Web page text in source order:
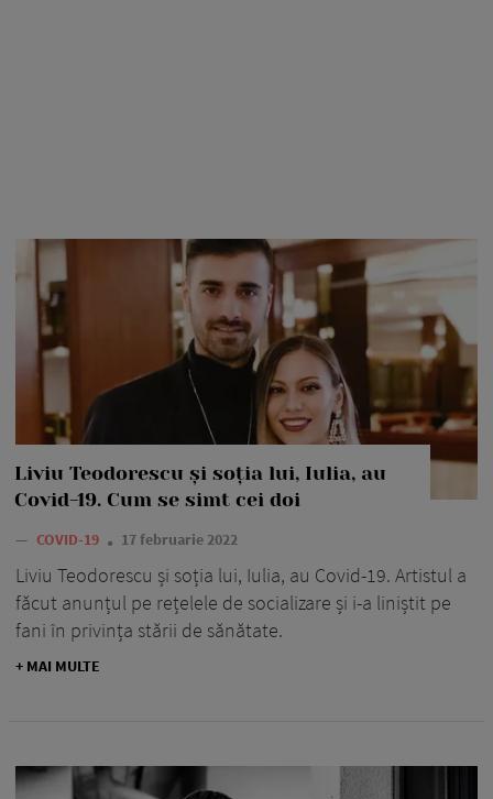
Liviu Teodorescu și soția lui, Iulia, au
Covid-19. Cum se simt cei doi
— COVID-19 17 februarie 2022
Liviu Teodorescu și soția lui, Iulia, au Covid-19. Artistul a
făcut anunțul pe rețelele de socializare și i-a liniștit pe
fani în privința stării de sănătate.
+ MAI MULTE